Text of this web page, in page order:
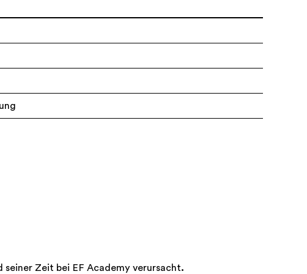
Zeit bei EF Academy verursacht.